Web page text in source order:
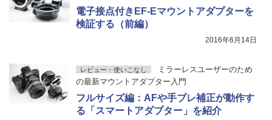
電子接点付きEF-Eマウントアダプターを
検証する（前編）
2016年6月14日
レビュー・使いこなし
ミラーレスユーザーのため
の最新マウントアダプター入門
フルサイズ編：AFや手ブレ補正が動作す
る「スマートアダプター」を紹介